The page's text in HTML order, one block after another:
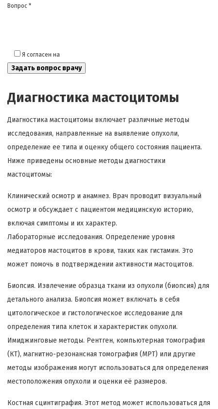
Вопрос *
Я согласен на
Диагностика мастоцитомы
Диагностика мастоцитомы включает различные методы
исследования, направленные на выявление опухоли,
определение ее типа и оценку общего состояния пациента.
Ниже приведены основные методы диагностики
мастоцитомы:
Клинический осмотр и анамнез. Врач проводит визуальный
осмотр и обсуждает с пациентом медицинскую историю,
включая симптомы и их характер.
Лабораторные исследования. Определение уровня
медиаторов мастоцитов в крови, таких как гистамин. Это
может помочь в подтверждении активности мастоцитов.
Биопсия. Извлечение образца ткани из опухоли (биопсия) для
детального анализа. Биопсия может включать в себя
цитологическое и гистологическое исследование для
определения типа клеток и характеристик опухоли.
Имиджинговые методы. Рентген, компьютерная томография
(КТ), магнитно-резонансная томография (МРТ) или другие
методы изображения могут использоваться для определения
местоположения опухоли и оценки её размеров.
Костная сцинтиграфия. Этот метод может использоваться для